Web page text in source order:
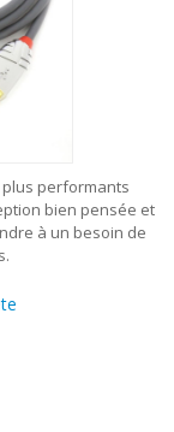
plus performants
bien pensée et
à un besoin de